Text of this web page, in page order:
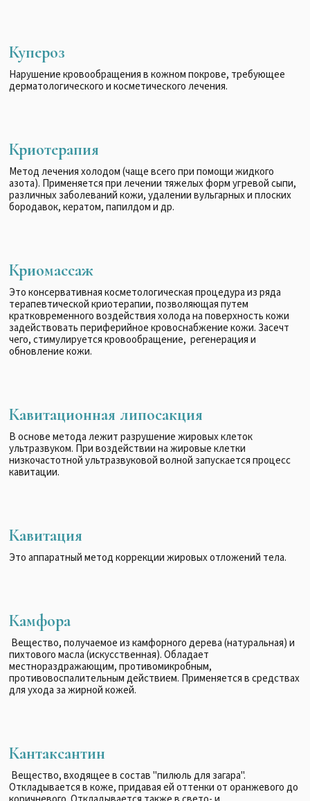
Купероз
Нарушение кровообращения в кожном покрове, требующее
дерматологического и косметического лечения.
Криотерапия
Метод лечения холодом (чаще всего при помощи жидкого
азота). Применяется при лечении тяжелых форм угревой сыпи,
различных заболеваний кожи, удалении вульгарных и плоских
бородавок, кератом, папилдом и др.
Криомассаж
Это консервативная косметологическая процедура из ряда
терапевтической криотерапии, позволяющая путем
кратковременного воздействия холода на поверхность кожи
задействовать периферийное кровоснабжение кожи. Засечт
чего, стимулируется кровообращение, регенерация и
обновление кожи.
Кавитационная липосакция
В основе метода лежит разрушение жировых клеток
ультразвуком. При воздействии на жировые клетки
низкочастотной ультразвуковой волной запускается процесс
кавитации.
Кавитация
Это аппаратный метод коррекции жировых отложений тела.
Камфора
Вещество, получаемое из камфорного дерева (натуральная) и
пихтового масла (искусственная). Обладает
местнораздражающим, противомикробным,
противовоспалительным действием. Применяется в средствах
для ухода за жирной кожей.
Кантаксантин
Вещество, входящее в состав "пилюль для загара".
Откладывается в коже, придавая ей оттенки от оранжевого до